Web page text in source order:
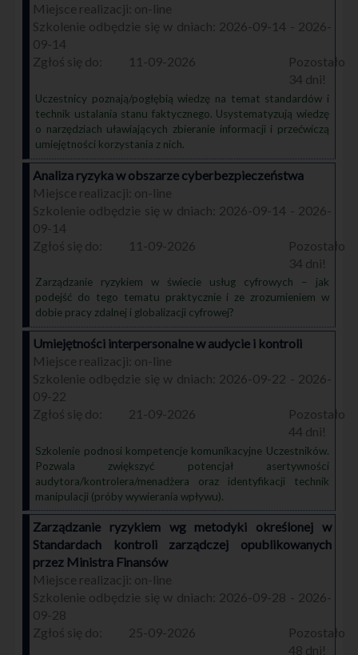
on-line
2026-09-14 - 2026-
09-14
11-09-2026
34
Uczestnicy poznają/pogłębią wiedzę na temat standardów i
technik ustalania stanu faktycznego. Usystematyzują wiedzę
o narzędziach uławiających zbieranie informacji i przećwiczą
umiejętności korzystania z nich.
Analiza ryzyka w obszarze cyberbezpieczeństwa
on-line
2026-09-14 - 2026-
09-14
11-09-2026
34
Zarządzanie ryzykiem w świecie usług cyfrowych – jak
podejść do tego tematu praktycznie i ze zrozumieniem w
dobie pracy zdalnej i globalizacji cyfrowej?
Umiejętności interpersonalne w audycie i kontroli
on-line
2026-09-22 - 2026-
09-22
21-09-2026
44
Szkolenie podnosi kompetencje komunikacyjne Uczestników.
Pozwala zwiększyć potencjał asertywności
audytora/kontrolera/menadżera oraz identyfikacji technik
manipulacji (próby wywierania wpływu).
Zarządzanie ryzykiem wg metodyki określonej w
Standardach kontroli zarządczej opublikowanych
przez Ministra Finansów
on-line
2026-09-28 - 2026-
09-28
25-09-2026
48